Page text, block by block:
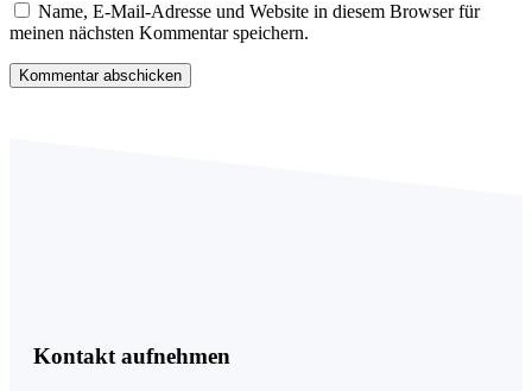
Name, E-Mail-Adresse und Website in diesem Browser für
meinen nächsten Kommentar speichern.
Kontakt aufnehmen